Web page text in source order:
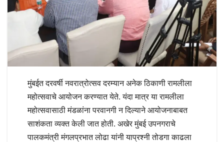
मुंबईत दरवर्षी नवरात्रोत्सव दरम्यान अनेक ठिकाणी रामलीला
महोत्सवाचे आयोजन करण्यात येते. यंदा मात्र या रामलीला
महोत्सवासाठी मंडळांना परवानगी न दिल्याने आयोजनाबाबत
साशंकता व्यक्त केली जात होती. अखेर मुंबई उपनगराचे
पालकमंत्री मंगलप्रभात लोढा यांनी याप्रश्नी तोडगा काढला